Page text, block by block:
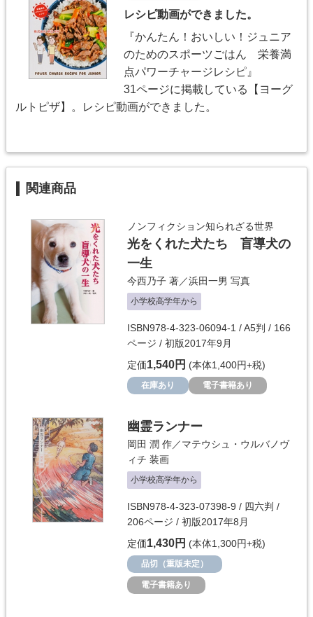
レシピ動画ができました。
『かんたん！おいしい！ジュニア
のためのスポーツごはん 栄養満
点パワーチャージレシピ』
31ページに掲載している【ヨーグ
ルトピザ】。レシピ動画ができました。
関連商品
ノンフィクション知られざる世界
光をくれた犬たち 盲導犬の
一生
今西乃子 著／浜田一男 写真
小学校高学年から
ISBN978-4-323-06094-1 / A5判 / 166
ページ / 初版2017年9月
定価1,540円 (本体1,400円+税)
在庫あり 電子書籍あり
幽霊ランナー
岡田 潤 作／マテウシュ・ウルバノヴ
ィチ 装画
小学校高学年から
ISBN978-4-323-07398-9 / 四六判 /
206ページ / 初版2017年8月
定価1,430円 (本体1,300円+税)
品切（重版未定）
電子書籍あり